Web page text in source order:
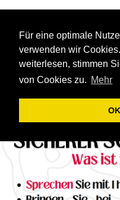
Für eine optimale
verwenden wir
weiterlesen, stimmen
von Cookies zu. Mehr
OK
Schulleben |Förderung